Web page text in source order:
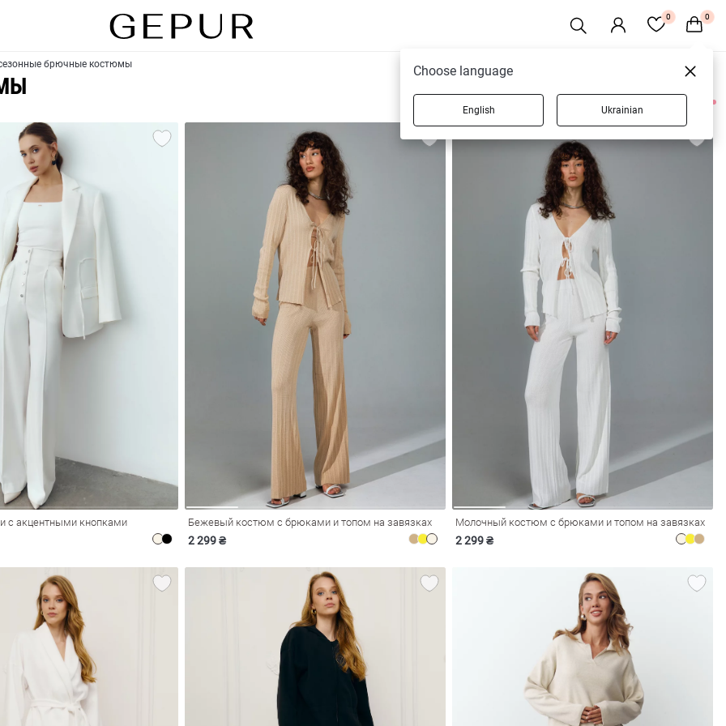
0 0
брючные костюмы
27 товаров
с акцентными кнопками Бежевый костюм с брюками и топом на завязках
2 299 ₴
Молочный костюм с брюками и топом на завязках
2 299 ₴
Choose language
English Ukrainian